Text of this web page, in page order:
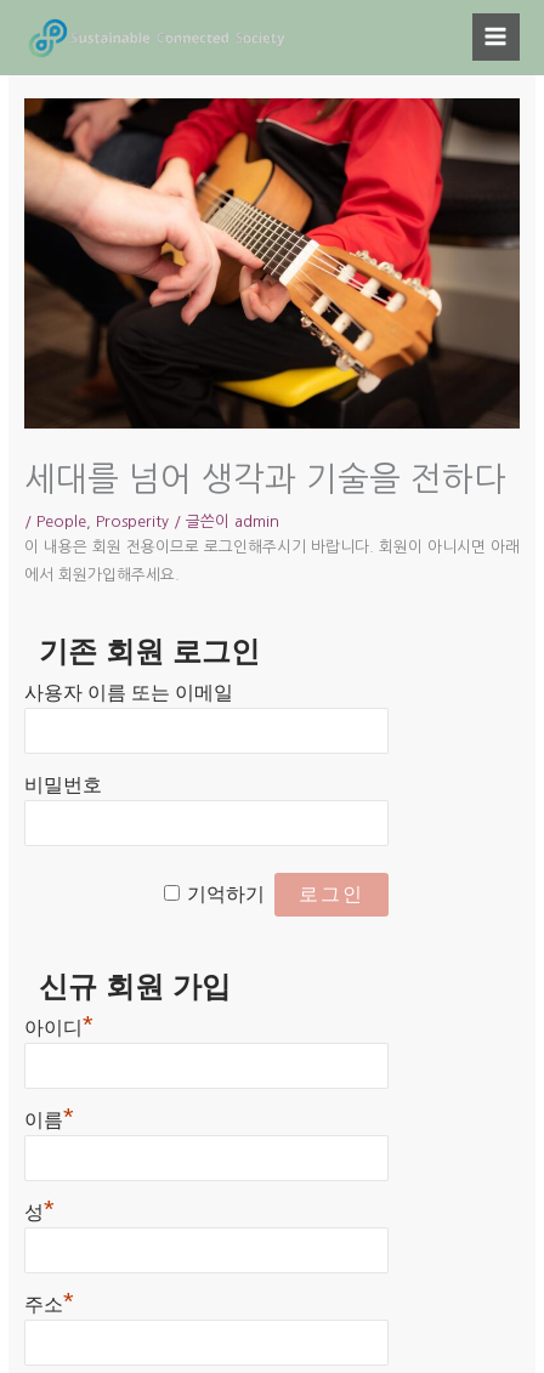
세대를 넘어 생각과 기술을 전하다
/ People, Prosperity/ 글쓴이
admin
이 내용은 회원 전용이므로 로그인해주시기 바랍니다. 회원이 아니시면 아래
에서 회원가입해주세요.
기존 회원 로그인
사용자 이름 또는 이메일
비밀번호
기억하기
신규 회원 가입
아이디 *
이름*
성*
주소*